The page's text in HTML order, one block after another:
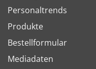
Personaltrends
Produkte
Bestellformular
Mediadaten